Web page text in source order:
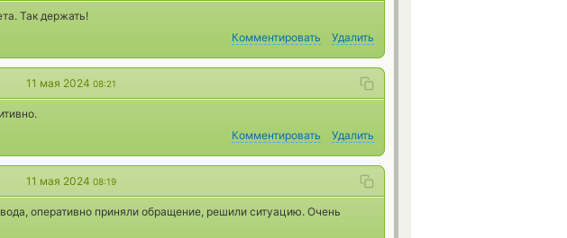
Так держать!
Комментировать Удалить
11 мая 2024 08:21
Комментировать Удалить
11 мая 2024 08:19
оперативно приняли обращение, решили ситуацию. Очень